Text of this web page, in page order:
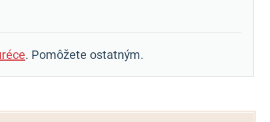
. Pomôžete ostatným.